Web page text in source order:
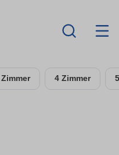
4 Zimmer